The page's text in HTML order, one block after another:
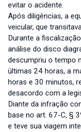
evitar o acidente.
Após diligências, a
veicular, que
Durante a
análise do disco
descumpriu o tempo
últimas 24 horas, a
horas e 30 minutos,
desacordo com a
Diante da infração
base no art. 67-C, §
e teve sua viagem